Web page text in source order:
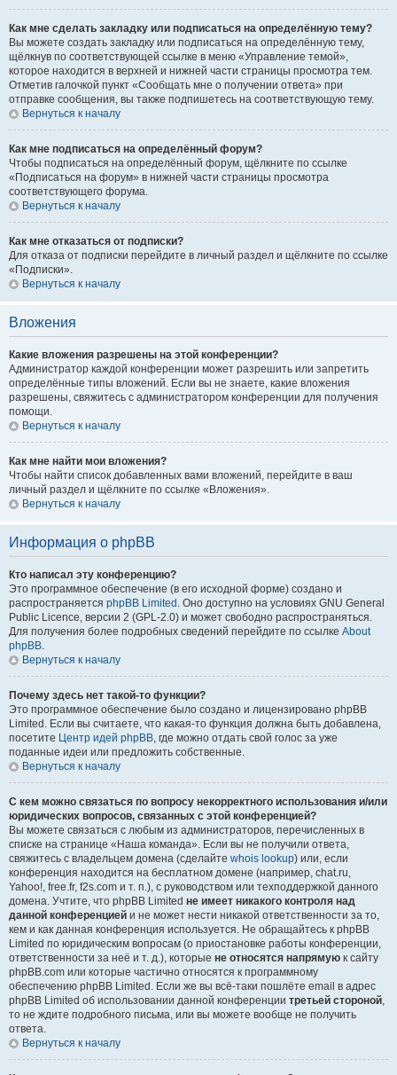
Как мне сделать закладку или подписаться на определённую тему?
Вы можете создать закладку или подписаться на определённую тему,
щёлкнув по соответствующей ссылке в меню «Управление темой»,
которое находится в верхней и нижней части страницы просмотра тем.
Отметив галочкой пункт «Сообщать мне о получении ответа» при
отправке сообщения, вы также подпишетесь на соответствующую тему.
Вернуться к началу
Как мне подписаться на определённый форум?
Чтобы подписаться на определённый форум, щёлкните по ссылке
«Подписаться на форум» в нижней части страницы просмотра
соответствующего форума.
Вернуться к началу
Как мне отказаться от подписки?
Для отказа от подписки перейдите в личный раздел и щёлкните по ссылке
«Подписки».
Вернуться к началу
Вложения
Какие вложения разрешены на этой конференции?
Администратор каждой конференции может разрешить или запретить
определённые типы вложений. Если вы не знаете, какие вложения
разрешены, свяжитесь с администратором конференции для получения
помощи.
Вернуться к началу
Как мне найти мои вложения?
Чтобы найти список добавленных вами вложений, перейдите в ваш
личный раздел и щёлкните по ссылке «Вложения».
Вернуться к началу
Информация о phpBB
Кто написал эту конференцию?
Это программное обеспечение (в его исходной форме) создано и
распространяется phpBB Limited . Оно доступно на условиях GNU General
Public Licence, версии 2 (GPL-2.0) и может свободно распространяться.
Для получения более подробных сведений перейдите по ссылке About
phpBB.
Вернуться к началу
Почему здесь нет такой-то функции?
Это программное обеспечение было создано и лицензировано phpBB
Limited. Если вы считаете, что какая-то функция должна быть добавлена,
посетите Центр идей phpBB, где можно отдать свой голос за уже
поданные идеи или предложить собственные.
Вернуться к началу
С кем можно связаться по вопросу некорректного использования и/или
юридических вопросов, связанных с этой конференцией?
Вы можете связаться с любым из администраторов, перечисленных в
списке на странице «Наша команда». Если вы не получили ответа,
свяжитесь с владельцем домена (сделайте whois lookup) или, если
конференция находится на бесплатном домене (например, chat.ru,
Yahoo!, free.fr, f2s.com и т. п.), с руководством или техподдержкой данного
домена. Учтите, что phpBB Limited не имеет никакого контроля над
данной конференцией и не может нести никакой ответственности за то,
кем и как данная конференция используется. Не обращайтесь к phpBB
Limited по юридическим вопросам (о приостановке работы конференции,
ответственности за неё и т. д.), которые не относятся напрямую к сайту
phpBB.com или которые частично относятся к программному
обеспечению phpBB Limited. Если же вы всё-таки пошлёте email в адрес
phpBB Limited об использовании данной конференции третьей стороной,
то не ждите подробного письма, или вы можете вообще не получить
ответа.
Вернуться к началу